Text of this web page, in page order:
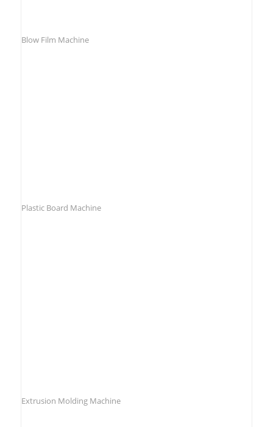
Blow Film Machine
Plastic Board Machine
Extrusion Molding Machine